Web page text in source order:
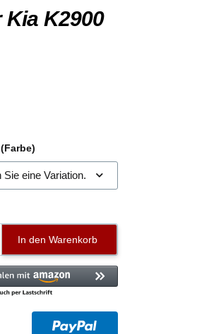
K2900
Sie eine Variation.
In den Warenkorb